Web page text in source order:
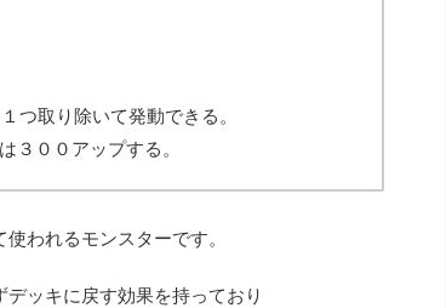
つ取り除いて発動できる。
３００アップする。
われるモンスターです。
ッキに戻す効果を持っており